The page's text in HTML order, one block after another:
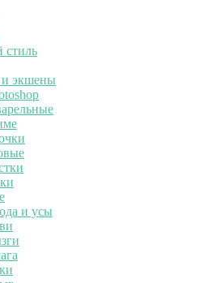
стиль
экшены
и усы